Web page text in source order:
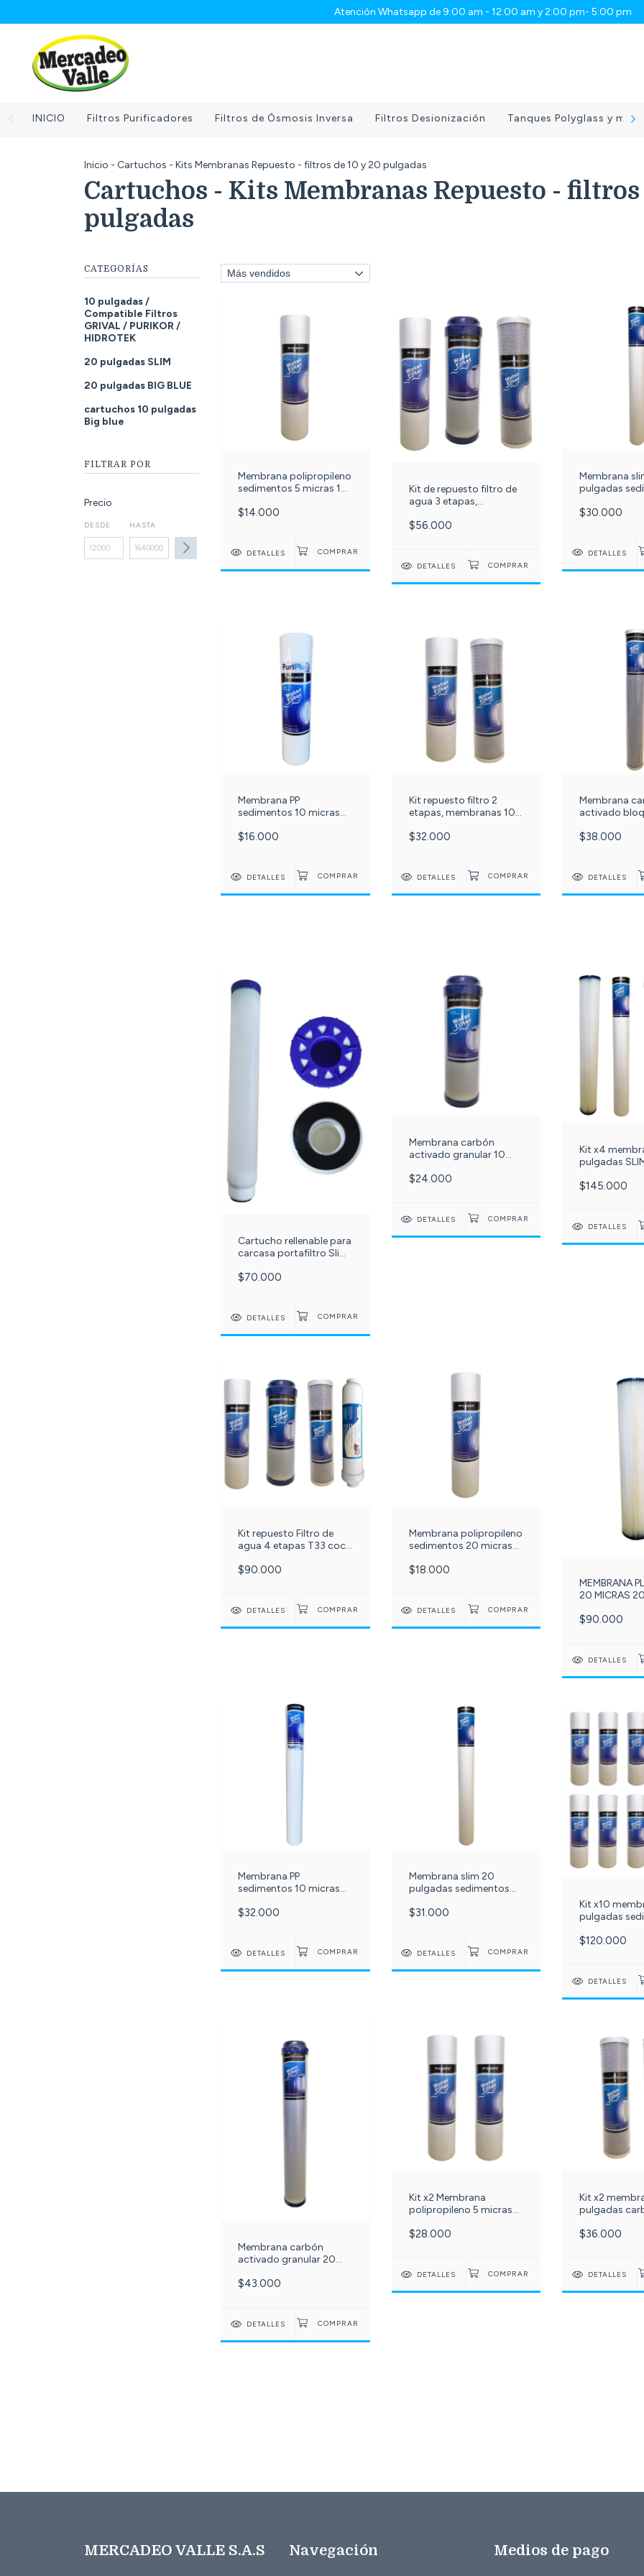
Atención Whatsapp de 9:00 am - 12:00 am y 2:00 pm- 5:00 pm
INICIO Filtros Purificadores Filtros de Ósmosis Inversa Filtros Desionización Tanques Polyglass y
Inicio - Cartuchos - Kits Membranas Repuesto - filtros de 10 y 20 pulgadas
Cartuchos - Kits Membranas Repuesto - filtros
pulgadas
CATEGORÍAS
10 pulgadas /
Compatible Filtros
GRIVAL / PURIKOR /
HIDROTEK
20 pulgadas SLIM
20 pulgadas BIG BLUE
cartuchos 10 pulgadas
Big blue
FILTRAR POR
Precio
DESDE HASTA
Membrana polipropileno
sedimentos 5 micras 10
$14.000
DETALLES
Kit de repuesto filtro de
agua 3 etapas,
Sedimentos pp 5 micras
filtro de agua. c-501-
$56.000
DETALLES
Membrana
pulgadas
C-070-
$30.000
DETALLES
Membrana PP
sedimentos 10 micras
$16.000
DETALLES
Kit repuesto filtro 2
etapas, membranas 10
polipropileno 5 micras +
$32.000
DETALLES
Membrana
activado
$38.000
DETALLES
Cartucho rellenable para
carcasa portafiltro Slim
$70.000
DETALLES
Membrana carbón
activado granular 10
$24.000
DETALLES
Kit x4
pulgadas
micras y
filtro de
$145.000
DETALLES
Kit repuesto Filtro de
agua 4 etapas T33 coco
$90.000
DETALLES
Membrana polipropileno
sedimentos 20 micras
$18.000
DETALLES
MEMBRANA
20 MICRAS 20
PURIPLUS c-
$90.000
DETALLES
Membrana PP
sedimentos 10 micras
50-
$32.000
DETALLES
Membrana slim 20
pulgadas sedimentos
C-064-
$31.000
DETALLES
Kit x10
pulgadas
c-22-
$120.000
DETALLES
Membrana carbón
activado granular 20
$43.000
DETALLES
Kit x2 Membrana
polipropileno 5 micras
$28.000
DETALLES
Kit x2
pulgadas
$36.000
DETALLES
MERCADEO VALLE S.A.S Navegación Medios de pago